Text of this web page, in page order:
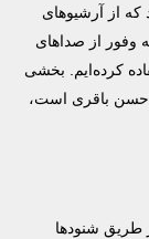
که از آرشیوهای
وفور از صداهای
کرده‌ایم. بخشی
حسن باقری است،
طریق شنودها